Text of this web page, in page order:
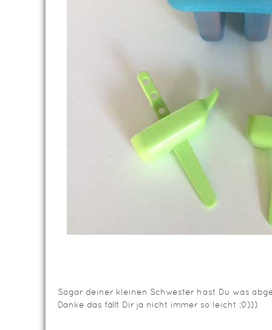
Sogar deiner kleinen Schwester hast Du was
Danke das fällt Dir ja nicht immer so leicht ;0)))